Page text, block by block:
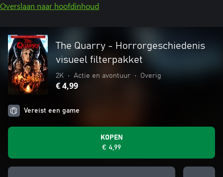
Overslaan naar hoofdinhoud
The Quarry - Horrorgeschiedenis
visueel filterpakket
2K • Actie en avontuur • Overig
€ 4,99
Vereist een game
KOPEN
€ 4,99